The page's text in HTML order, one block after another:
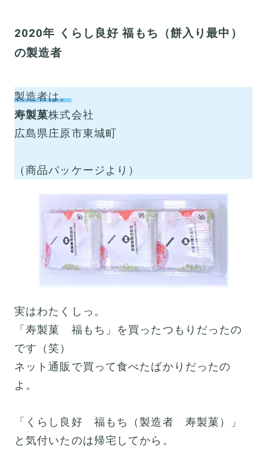
2020年 くらし良好 福もち（餅入り最中）
の製造者
製造者は。
寿製菓株式会社
広島県庄原市東城町
（商品パッケージより）
実はわたくしっ。
「寿製菓 福もち」を買ったつもりだったの
です（笑）
ネット通販で買って食べたばかりだったの
よ。
「くらし良好 福もち（製造者 寿製菓）」
と気付いたのは帰宅してから。